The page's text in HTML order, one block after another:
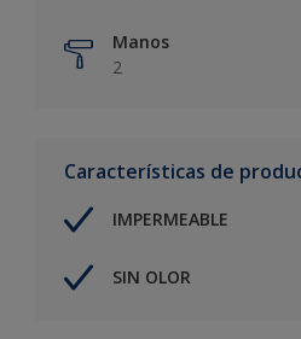
Manos
2
Características de
IMPERMEABLE
SIN OLOR